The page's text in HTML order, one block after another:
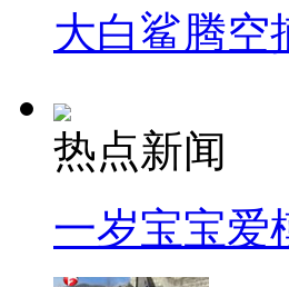
大白鲨腾空
热点新闻
一岁宝宝爱